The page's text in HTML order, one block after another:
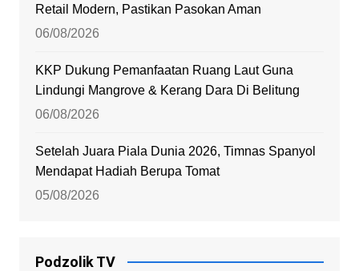
Retail Modern, Pastikan Pasokan Aman
06/08/2026
KKP Dukung Pemanfaatan Ruang Laut Guna
Lindungi Mangrove & Kerang Dara Di Belitung
06/08/2026
Setelah Juara Piala Dunia 2026, Timnas Spanyol
Mendapat Hadiah Berupa Tomat
05/08/2026
Podzolik TV